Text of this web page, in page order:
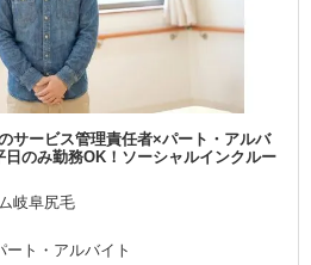
サービス管理責任者×パート・アルバ
のみ勤務OK！ソーシャルインクルー
岐阜尻毛
ト・アルバイト